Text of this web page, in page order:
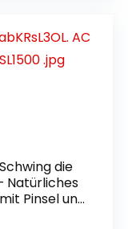
die
Natürliches
Pinsel und